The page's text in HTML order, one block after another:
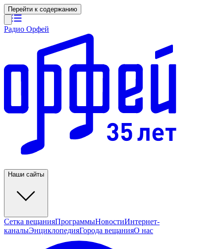
Перейти к содержанию
Радио Орфей
Наши сайты
Сетка вещанияПрограммыНовостиИнтернет-
каналыЭнциклопедияГорода вещанияО нас